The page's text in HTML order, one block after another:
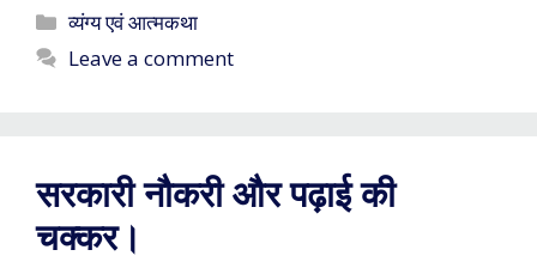
Categories
व्यंग्य एवं आत्मकथा
Leave a comment
सरकारी नौकरी और पढ़ाई की
चक्कर।